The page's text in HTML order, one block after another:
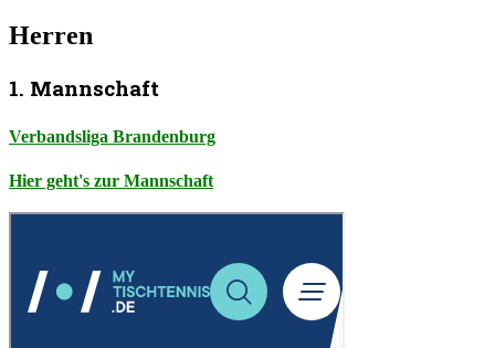
Herren
1. Mannschaft
Verbandsliga Brandenburg
Hier geht's zur Mannschaft